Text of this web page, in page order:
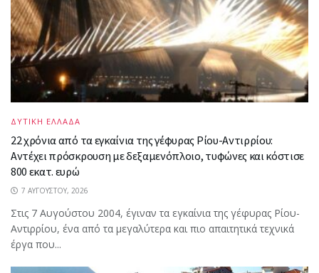
ΔΥΤΙΚΗ ΕΛΛΑΔΑ
22 χρόνια από τα εγκαίνια της γέφυρας Ρίου-Αντιρρίου:
Αντέχει πρόσκρουση με δεξαμενόπλοιο, τυφώνες και κόστισε
800 εκατ. ευρώ
7 ΑΥΓΟΎΣΤΟΥ, 2026
Στις 7 Αυγούστου 2004, έγιναν τα εγκαίνια της γέφυρας Ρίου-
Αντιρρίου, ένα από τα μεγαλύτερα και πιο απαιτητικά τεχνικά
έργα που...